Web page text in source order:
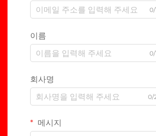
0/
이름
0/
회사명
0/
메시지